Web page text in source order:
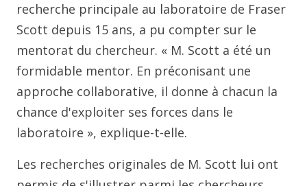
recherche principale au laboratoire de Fraser
Scott depuis 15 ans, a pu compter sur le
mentorat du chercheur. « M. Scott a été un
formidable mentor. En préconisant une
approche collaborative, il donne à chacun la
chance d'exploiter ses forces dans le
laboratoire », explique-t-elle.
Les recherches originales de M. Scott lui ont